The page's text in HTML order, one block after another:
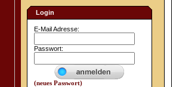
Login
E-Mail Adresse:
Passwort:
(neues Passwort)